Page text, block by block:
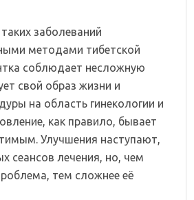
заболеваний
методами тибетской
соблюдает несложную
свой образ жизни и
на область гинекологии и
как правило, бывает
Улучшения наступают,
сеансов лечения, но, чем
тем сложнее её